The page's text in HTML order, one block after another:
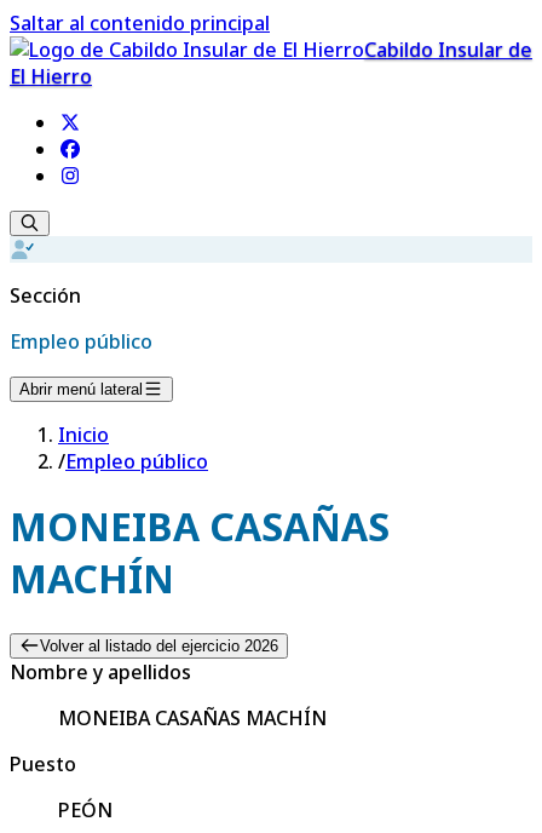
Saltar al contenido principal
Cabildo Insular de
El Hierro
Sección
Empleo público
Abrir menú lateral
Inicio
/Empleo público
MONEIBA CASAÑAS
MACHÍN
Volver al listado del ejercicio 2026
Nombre y apellidos
MONEIBA CASAÑAS MACHÍN
Puesto
PEÓN